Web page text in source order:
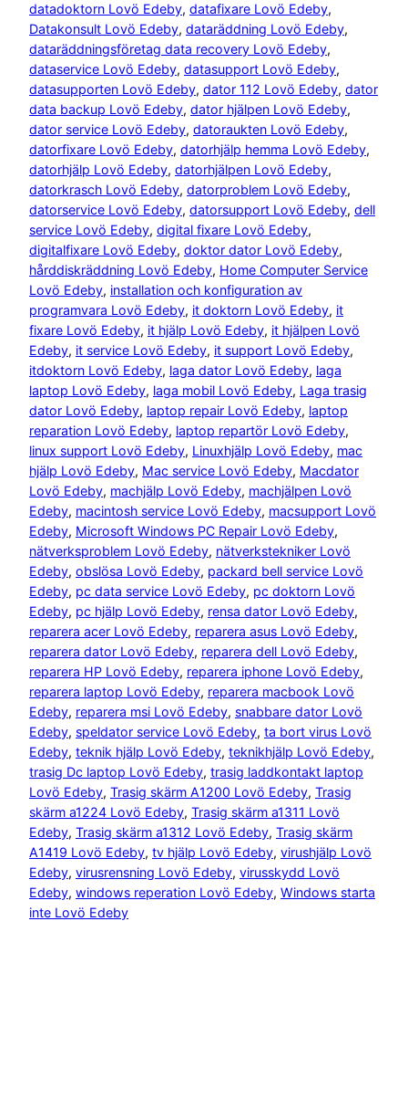
datadoktorn Lovö Edeby, datafixare Lovö Edeby
Datakonsult Lovö Edeby, dataräddning Lovö Edeby
dataräddningsföretag data recovery Lovö Edeby
dataservice Lovö Edeby, datasupport Lovö Edeby
datasupporten Lovö Edeby, dator 112 Lovö Edeby, dator
data backup Lovö Edeby, dator hjälpen Lovö Edeby
dator service Lovö Edeby, datoraukten Lovö Edeby
datorfixare Lovö Edeby, datorhjälp hemma Lovö Edeby
datorhjälp Lovö Edeby, datorhjälpen Lovö Edeby
datorkrasch Lovö Edeby, datorproblem Lovö Edeby
datorservice Lovö Edeby, datorsupport Lovö Edeby, dell
service Lovö Edeby, digital fixare Lovö Edeby
digitalfixare Lovö Edeby, doktor dator Lovö Edeby
hårddiskräddning Lovö Edeby, Home Computer Service
Lovö Edeby, installation och konfiguration av
programvara Lovö Edeby, it doktorn Lovö Edeby, it
fixare Lovö Edeby, it hjälp Lovö Edeby, it hjälpen Lovö
Edeby, it service Lovö Edeby, it support Lovö Edeby
itdoktorn Lovö Edeby, laga dator Lovö Edeby, laga
laptop Lovö Edeby, laga mobil Lovö Edeby, Laga trasig
dator Lovö Edeby, laptop repair Lovö Edeby, laptop
reparation Lovö Edeby, laptop repartör Lovö Edeby
linux support Lovö Edeby, Linuxhjälp Lovö Edeby, mac
hjälp Lovö Edeby, Mac service Lovö Edeby, Macdator
Lovö Edeby, machjälp Lovö Edeby, machjälpen Lovö
Edeby, macintosh service Lovö Edeby, macsupport Lovö
Edeby, Microsoft Windows PC Repair Lovö Edeby
nätverksproblem Lovö Edeby, nätverkstekniker Lovö
Edeby, obslösa Lovö Edeby, packard bell service Lovö
Edeby, pc data service Lovö Edeby, pc doktorn Lovö
Edeby, pc hjälp Lovö Edeby, rensa dator Lovö Edeby
reparera acer Lovö Edeby, reparera asus Lovö Edeby
reparera dator Lovö Edeby, reparera dell Lovö Edeby
reparera HP Lovö Edeby, reparera iphone Lovö Edeby
reparera laptop Lovö Edeby, reparera macbook Lovö
Edeby, reparera msi Lovö Edeby, snabbare dator Lovö
Edeby, speldator service Lovö Edeby, ta bort virus Lovö
Edeby, teknik hjälp Lovö Edeby, teknikhjälp Lovö Edeby
trasig Dc laptop Lovö Edeby, trasig laddkontakt laptop
Lovö Edeby, Trasig skärm A1200 Lovö Edeby, Trasig
skärm a1224 Lovö Edeby, Trasig skärm a1311 Lovö
Edeby, Trasig skärm a1312 Lovö Edeby, Trasig skärm
A1419 Lovö Edeby, tv hjälp Lovö Edeby, virushjälp Lovö
Edeby, virusrensning Lovö Edeby, virusskydd Lovö
Edeby, windows reperation Lovö Edeby, Windows starta
inte Lovö Edeby